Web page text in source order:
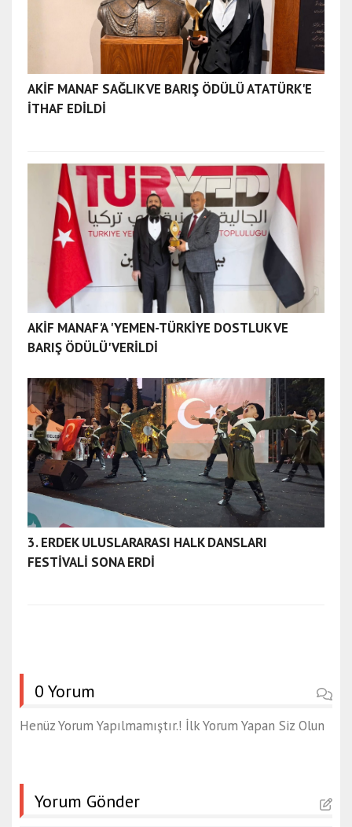
AKİF MANAF SAĞLIK VE BARIŞ ÖDÜLÜ ATATÜRK'E
İTHAF EDİLDİ
AKİF MANAF'A 'YEMEN-TÜRKİYE DOSTLUK VE
BARIŞ ÖDÜLÜ' VERİLDİ
3. ERDEK ULUSLARARASI HALK DANSLARI
FESTİVALİ SONA ERDİ
0 Yorum
Henüz Yorum Yapılmamıştır.! İlk Yorum Yapan Siz Olun
Yorum Gönder